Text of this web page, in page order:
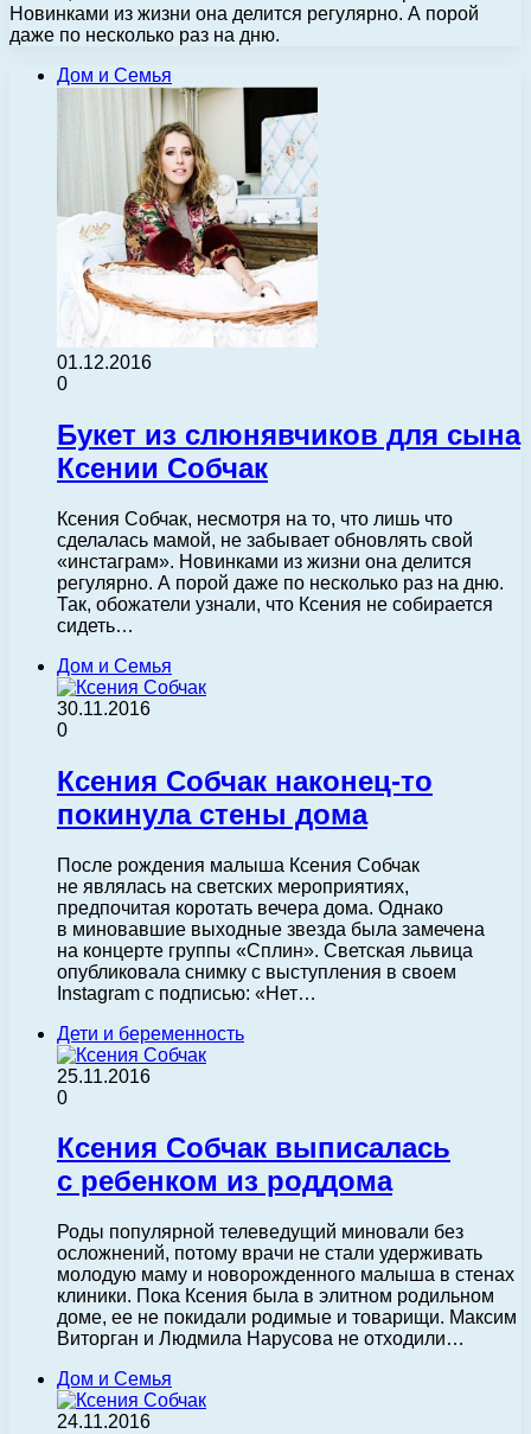
Новинками из жизни она делится регулярно. А порой
даже по несколько раз на дню.
Дом и Семья
01.12.2016
0
Букет из слюнявчиков для сына
Ксении Собчак
Ксения Собчак, несмотря на то, что лишь что
сделалась мамой, не забывает обновлять свой
«инстаграм». Новинками из жизни она делится
регулярно. А порой даже по несколько раз на дню.
Так, обожатели узнали, что Ксения не собирается
сидеть…
Дом и Семья
30.11.2016
0
Ксения Собчак наконец-то
покинула стены дома
После рождения малыша Ксения Собчак
не являлась на светских мероприятиях,
предпочитая коротать вечера дома. Однако
в миновавшие выходные звезда была замечена
на концерте группы «Сплин». Светская львица
опубликовала снимку с выступления в своем
Instagram с подписью: «Нет…
Дети и беременность
25.11.2016
0
Ксения Собчак выписалась
с ребенком из роддома
Роды популярной телеведущий миновали без
осложнений, потому врачи не стали удерживать
молодую маму и новорожденного малыша в стенах
клиники. Пока Ксения была в элитном родильном
доме, ее не покидали родимые и товарищи. Максим
Виторган и Людмила Нарусова не отходили…
Дом и Семья
24.11.2016